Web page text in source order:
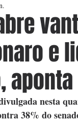
e
aponta
nesta
38% do